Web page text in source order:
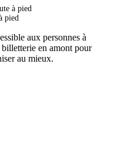
à pied
pied
aux personnes à
en amont pour
au mieux.